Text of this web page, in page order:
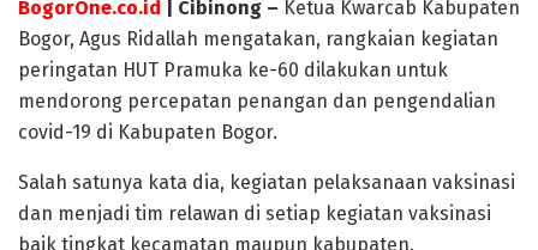
BogorOne.co.id | Cibinong – Ketua Kwarcab Kabupaten
Bogor, Agus Ridallah mengatakan, rangkaian kegiatan
peringatan HUT Pramuka ke-60 dilakukan untuk
mendorong percepatan penangan dan pengendalian
covid-19 di Kabupaten Bogor.
Salah satunya kata dia, kegiatan pelaksanaan vaksinasi
dan menjadi tim relawan di setiap kegiatan vaksinasi
baik tingkat kecamatan maupun kabupaten.